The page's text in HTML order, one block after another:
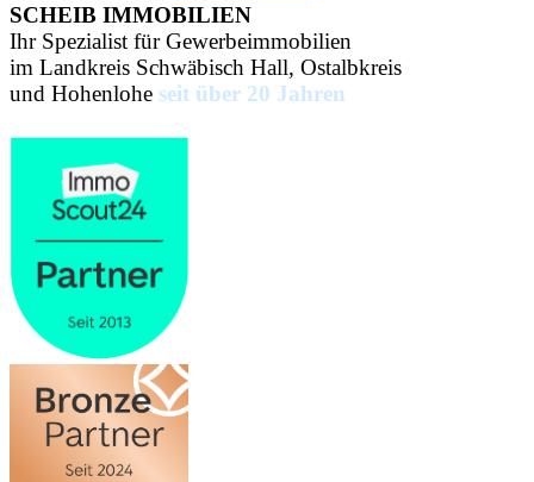
SCHEIB IMMOBILIEN
Ihr Spezialist für Gewerbeimmobilien
im Landkreis Schwäbisch Hall, Ostalbkreis
und Hohenlohe seit über 20 Jahren